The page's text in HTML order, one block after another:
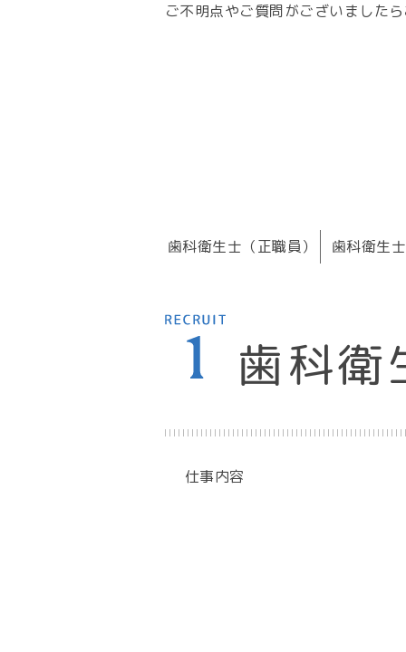
ご不明点やご質問がございました
歯科衛生士（正職員） 歯科衛生
歯科衛
仕事内容